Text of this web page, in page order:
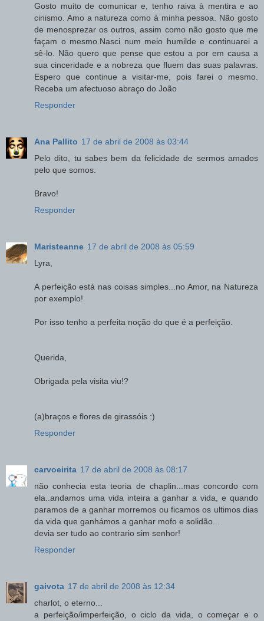
Gosto muito de comunicar e, tenho raiva à mentira e ao
cinismo. Amo a natureza como à minha pessoa. Não gosto
de menosprezar os outros, assim como não gosto que me
façam o mesmo.Nasci num meio humilde e continuarei a
sê-lo. Não quero que pense que estou a por em causa a
sua cinceridade e a nobreza que fluem das suas palavras.
Espero que continue a visitar-me, pois farei o mesmo.
Receba um afectuoso abraço do João
Responder
Ana Pallito 17 de abril de 2008 às 03:44
Pelo dito, tu sabes bem da felicidade de sermos amados
pelo que somos.
Bravo!
Responder
Maristeanne 17 de abril de 2008 às 05:59
Lyra,
A perfeição está nas coisas simples...no Amor, na Natureza
por exemplo!
Por isso tenho a perfeita noção do que é a perfeição.
Querida,
Obrigada pela visita viu!?
(a)braços e flores de girassóis :)
Responder
carvoeirita 17 de abril de 2008 às 08:17
não conhecia esta teoria de chaplin...mas concordo com
ela..andamos uma vida inteira a ganhar a vida, e quando
paramos de a ganhar morremos ou ficamos os ultimos dias
da vida que ganhámos a ganhar mofo e solidão...
devia ser tudo ao contrario sim senhor!
Responder
gaivota 17 de abril de 2008 às 12:34
charlot, o eterno...
a perfeição/imperfeição, o ciclo da vida, o começar e o